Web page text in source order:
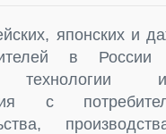
японских и
в
с